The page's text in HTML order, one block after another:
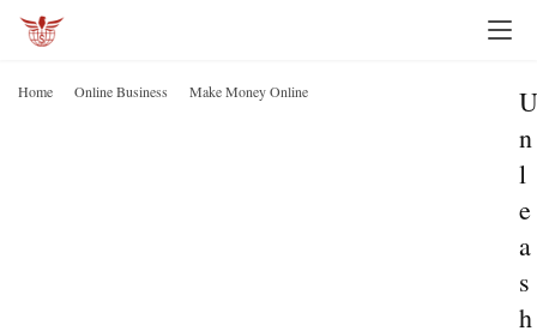
Home Online Business Make Money Online
U
n
l
e
a
s
h